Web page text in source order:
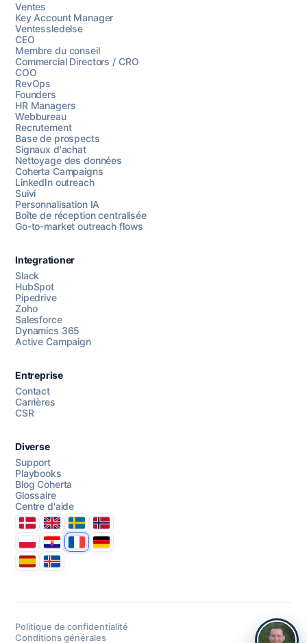
Chattez avec nous
Ventes
Key Account Manager
Ventessledelse
CEO
Membre du conseil
Commercial Directors / CRO
COO
RevOps
Founders
HR Managers
Webbureau
Recrutement
Base de prospects
Signaux d'achat
Nettoyage des données
Coherta Campaigns
LinkedIn outreach
Suivi
Personnalisation IA
Boîte de réception centralisée
Go-to-market outreach flows
Integrationer
Slack
HubSpot
Pipedrive
Zoho
Salesforce
Dynamics 365
Active Campaign
Entreprise
Contact
Carrières
CSR
Diverse
Support
Playbooks
Blog Coherta
Glossaire
Centre d'aide
DanmarkUnited Kingdom
SverigeNorge
PolskaHrvatskaFranceDeutschland
EspanaÍsland
Politique de confidentialité
Conditions générales